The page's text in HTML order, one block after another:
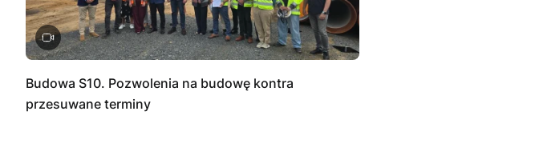
Budowa S10. Pozwolenia na budowę kontra
przesuwane terminy